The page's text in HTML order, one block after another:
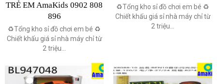
TRẺ EM AmaKids 0902 808
896
♻️Tổng kho sỉ đồ chơi em bé ♻️
Chiết khấu giá sỉ nhà máy chỉ từ
2 triệu...
♻️Tổng kho sỉ đồ chơi em bé ♻️
Chiết khấu giá sỉ nhà máy chỉ từ
2 triệu...